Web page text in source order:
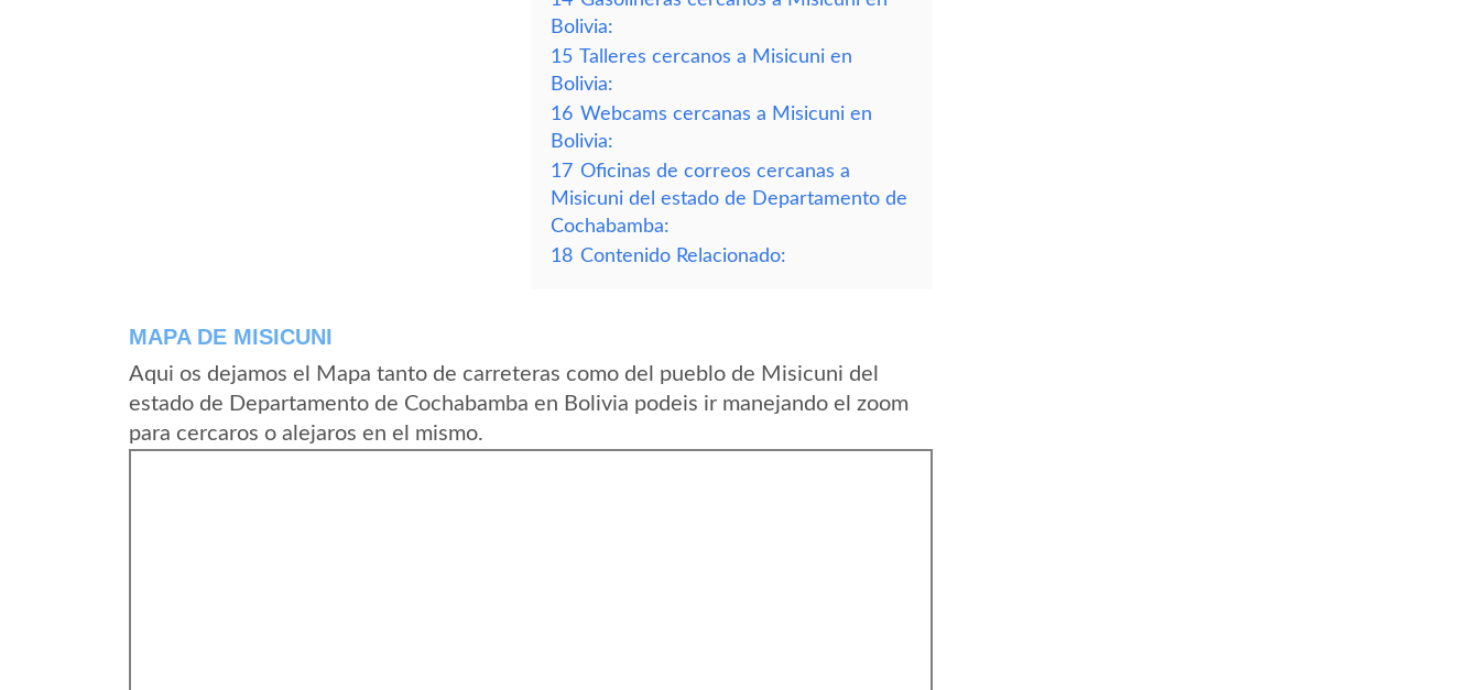
Bolivia:
15 Talleres cercanos a Misicuni en
Bolivia:
16 Webcams cercanas a Misicuni en
Bolivia:
17 Oficinas de correos cercanas a
Misicuni del estado de Departamento de
Cochabamba:
18 Contenido Relacionado:
MAPA DE MISICUNI
Aqui os dejamos el Mapa tanto de carreteras como del pueblo de Misicuni del
estado de Departamento de Cochabamba en Bolivia podeis ir manejando el zoom
para cercaros o alejaros en el mismo.